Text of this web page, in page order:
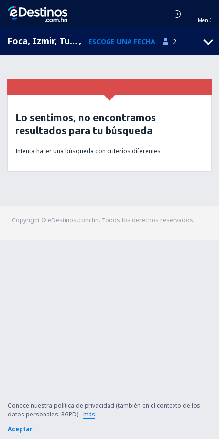
Menú
Foca, Izmir, Turquía, ESCOGE UNA FECHA 2
Lo sentimos, no encontramos
resultados para tu búsqueda
Intenta hacer una búsqueda con criterios diferentes
Copyright © eDestinos.com.hn. Todos los derechos reservados.
Conoce nuestra política de privacidad (también en el contexto de los
datos personales: RGPD) -más.
Aceptar